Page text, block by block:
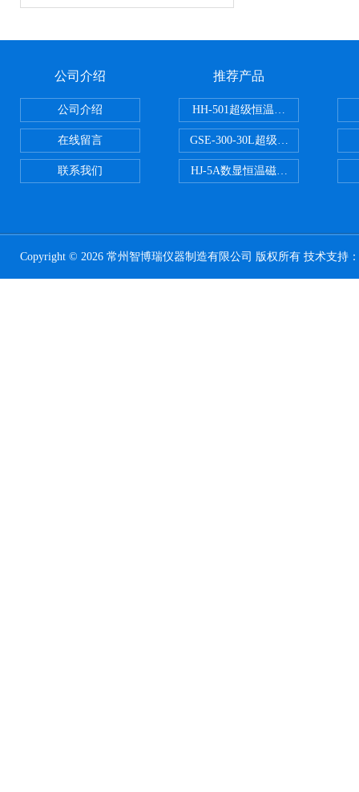
公司介绍
公司介绍
在线留言
联系我们
推荐产品
HH-501超级恒温水浴
GSE-300-30L超级循环恒温油浴锅
HJ-5A数显恒温磁力搅拌器
Copyright © 2026 常州智博瑞仪器制造有限公司 版权所有 技术支持：